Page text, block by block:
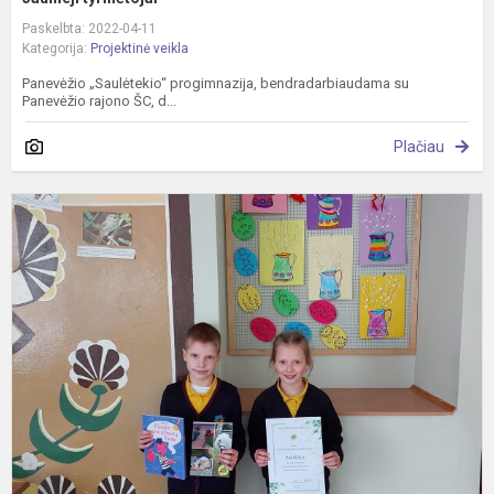
Paskelbta: 2022-04-11
Kategorija: Projektinė veikla
Panevėžio „Saulėtekio“ progimnazija, bendradarbiaudama su
Panevėžio rajono ŠC, d...
Plačiau